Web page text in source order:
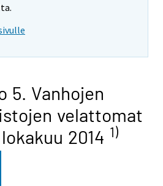
5. Vanhojen
velattomat
2014 1)